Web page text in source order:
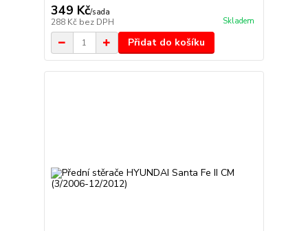
349 Kč/sada
288 Kč bez DPH Skladem
Přidat do košíku